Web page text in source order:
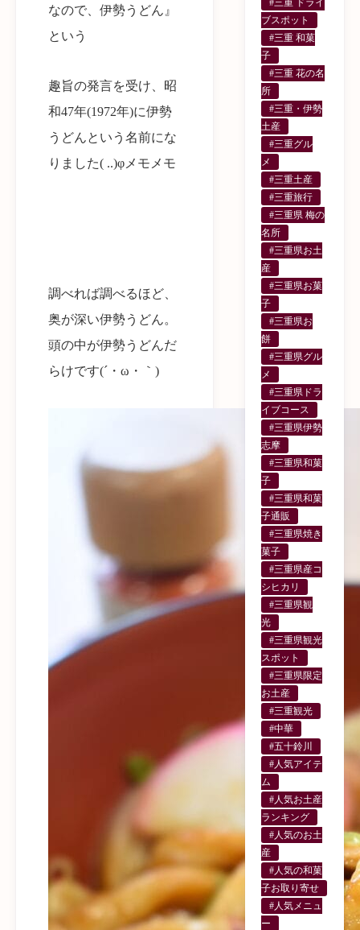
なので、伊勢うどん』
という
趣旨の発言を受け、昭
和47年(1972年)に伊勢
うどんという名前にな
りました( ..)φメモメモ
調べれば調べるほど、
奥が深い伊勢うどん。
頭の中が伊勢うどんだ
らけです(´・ω・｀)
ブスポット
#三重 和菓
子
#三重 花の名
所
#三重・伊勢
土産
#三重グル
メ
#三重土産
#三重旅行
#三重県 梅の
名所
#三重県お土
産
#三重県お菓
子
#三重県お
餅
#三重県グル
メ
#三重県ドラ
イブコース
#三重県伊勢
志摩
#三重県和菓
子
#三重県和菓
子通販
#三重県焼き
菓子
#三重県産コ
シヒカリ
#三重県観
光
#三重県観光
スポット
#三重県限定
お土産
#三重観光
#中華
#五十鈴川
#人気アイテ
ム
#人気お土産
ランキング
#人気のお土
産
#人気の和菓
子お取り寄せ
#人気メニュ
ー